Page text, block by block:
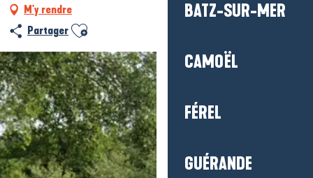
BATZ-SUR-MER
CAMOËL
FÉREL
GUÉRANDE
M'y rendre
Partager Ajouter aux favoris